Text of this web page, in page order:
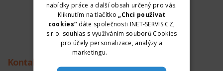
Kontaktní údaje
nabídky práce a další obsah určený pro vás.
Kliknutím na tlačítko
„Chci používat
cookies“ dáte společnosti INET-SERVIS.CZ,
s.r.o. souhlas s využíváním souborů Cookies
pro účely personalizace, analýzy a
marketingu.